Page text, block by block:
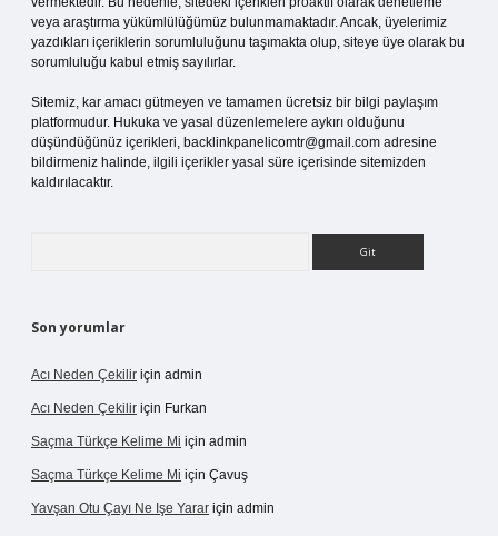
veya araştırma yükümlülüğümüz bulunmamaktadır. Ancak, üyelerimiz
yazdıkları içeriklerin sorumluluğunu taşımakta olup, siteye üye olarak bu
sorumluluğu kabul etmiş sayılırlar.
Sitemiz, kar amacı gütmeyen ve tamamen ücretsiz bir bilgi paylaşım
platformudur. Hukuka ve yasal düzenlemelere aykırı olduğunu
düşündüğünüz içerikleri, backlinkpanelicomtr@gmail.com adresine
bildirmeniz halinde, ilgili içerikler yasal süre içerisinde sitemizden
kaldırılacaktır.
Son yorumlar
Acı Neden Çekilir için admin
Acı Neden Çekilir için Furkan
Saçma Türkçe Kelime Mi için admin
Saçma Türkçe Kelime Mi için Çavuş
Yavşan Otu Çayı Ne Işe Yarar için admin